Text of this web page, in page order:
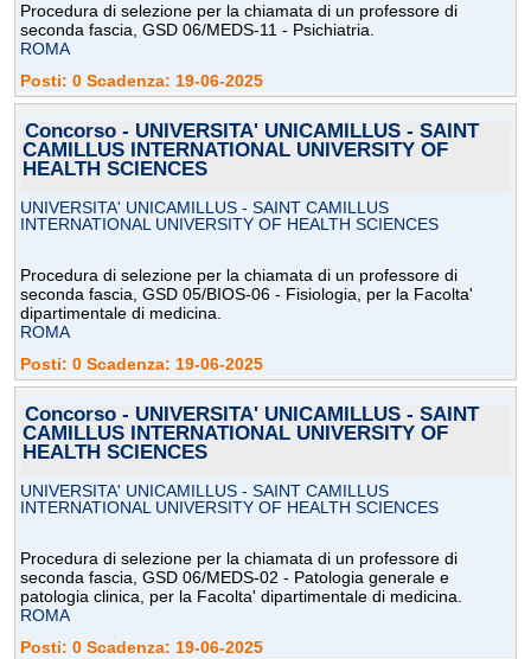
Procedura di selezione per la chiamata di un professore di
seconda fascia, GSD 06/MEDS-11 - Psichiatria.
ROMA
Posti: 0 Scadenza: 19-06-2025
Concorso - UNIVERSITA' UNICAMILLUS - SAINT
CAMILLUS INTERNATIONAL UNIVERSITY OF
HEALTH SCIENCES
UNIVERSITA' UNICAMILLUS - SAINT CAMILLUS
INTERNATIONAL UNIVERSITY OF HEALTH SCIENCES
Procedura di selezione per la chiamata di un professore di
seconda fascia, GSD 05/BIOS-06 - Fisiologia, per la Facolta'
dipartimentale di medicina.
ROMA
Posti: 0 Scadenza: 19-06-2025
Concorso - UNIVERSITA' UNICAMILLUS - SAINT
CAMILLUS INTERNATIONAL UNIVERSITY OF
HEALTH SCIENCES
UNIVERSITA' UNICAMILLUS - SAINT CAMILLUS
INTERNATIONAL UNIVERSITY OF HEALTH SCIENCES
Procedura di selezione per la chiamata di un professore di
seconda fascia, GSD 06/MEDS-02 - Patologia generale e
patologia clinica, per la Facolta' dipartimentale di medicina.
ROMA
Posti: 0 Scadenza: 19-06-2025